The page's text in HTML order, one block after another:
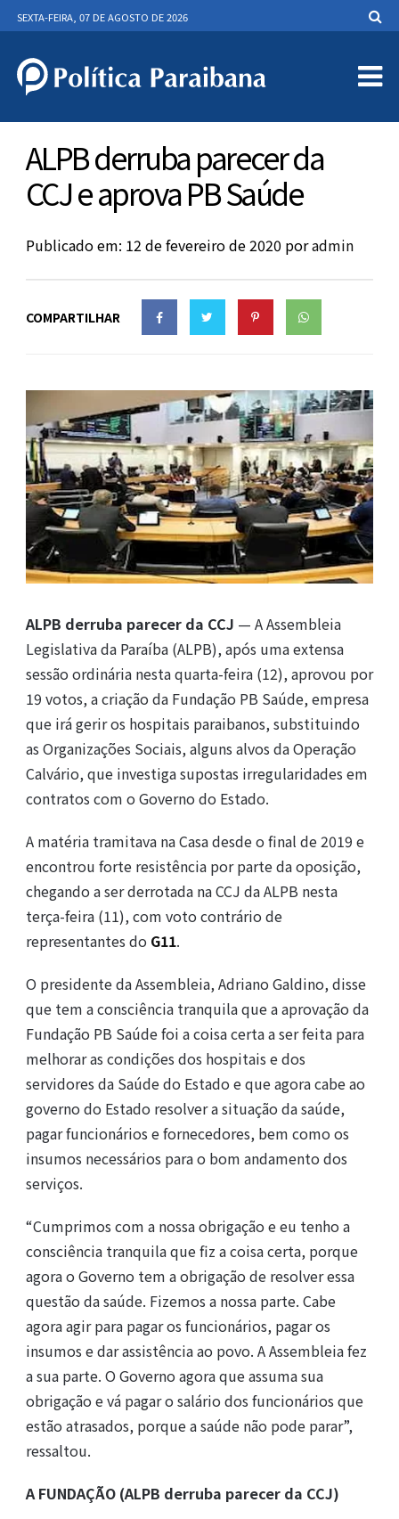
SEXTA-FEIRA, 07 DE AGOSTO DE 2026
ALPB derruba parecer da
CCJ e aprova PB Saúde
Publicado em: 12 de fevereiro de 2020 poradmin
COMPARTILHAR
ALPB derruba parecer da CCJ — A Assembleia
Legislativa da Paraíba (ALPB), após uma extensa
sessão ordinária nesta quarta-feira (12), aprovou por
19 votos, a criação da Fundação PB Saúde, empresa
que irá gerir os hospitais paraibanos, substituindo
as Organizações Sociais, alguns alvos da Operação
Calvário, que investiga supostas irregularidades em
contratos com o Governo do Estado.
A matéria tramitava na Casa desde o final de 2019 e
encontrou forte resistência por parte da oposição,
chegando a ser derrotada na CCJ da ALPB nesta
terça-feira (11), com voto contrário de
representantes do G11.
O presidente da Assembleia, Adriano Galdino, disse
que tem a consciência tranquila que a aprovação da
Fundação PB Saúde foi a coisa certa a ser feita para
melhorar as condições dos hospitais e dos
servidores da Saúde do Estado e que agora cabe ao
governo do Estado resolver a situação da saúde,
pagar funcionários e fornecedores, bem como os
insumos necessários para o bom andamento dos
serviços.
“Cumprimos com a nossa obrigação e eu tenho a
consciência tranquila que fiz a coisa certa, porque
agora o Governo tem a obrigação de resolver essa
questão da saúde. Fizemos a nossa parte. Cabe
agora agir para pagar os funcionários, pagar os
insumos e dar assistência ao povo. A Assembleia fez
a sua parte. O Governo agora que assuma sua
obrigação e vá pagar o salário dos funcionários que
estão atrasados, porque a saúde não pode parar”,
ressaltou.
A FUNDAÇÃO (ALPB derruba parecer da CCJ)